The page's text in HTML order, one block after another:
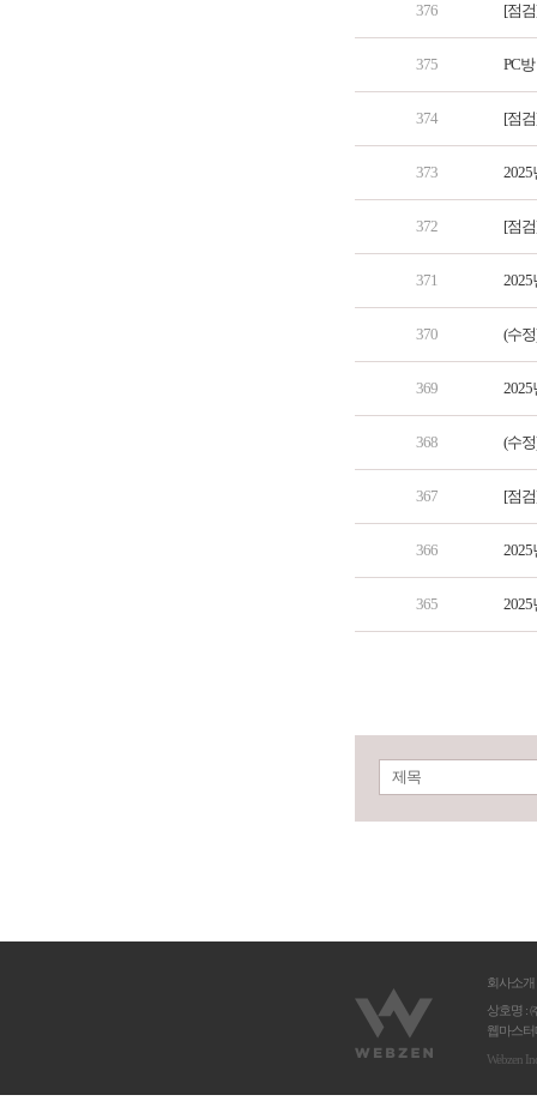
376 [점
375 PC
374 [점
373 2025
372 [점
371 2025
370 (수
369 2025
368 (수
367 [점
366 2025
365 2025
제목
회사소개
상호명 :
웹마스
Webzen